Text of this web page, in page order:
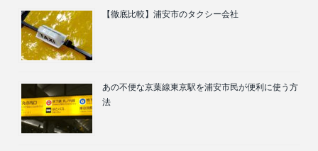
【徹底比較】浦安市のタクシー会社
あの不便な京葉線東京駅を浦安市民が便利に使う方
法